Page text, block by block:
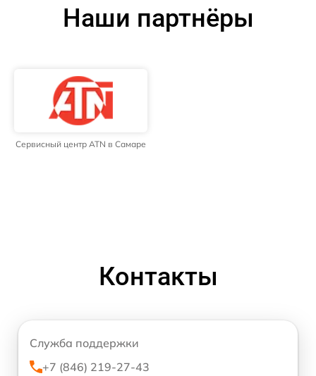
Наши партнёры
Сервисный центр ATN в Самаре
Контакты
Служба поддержки
+7 (846) 219-27-43